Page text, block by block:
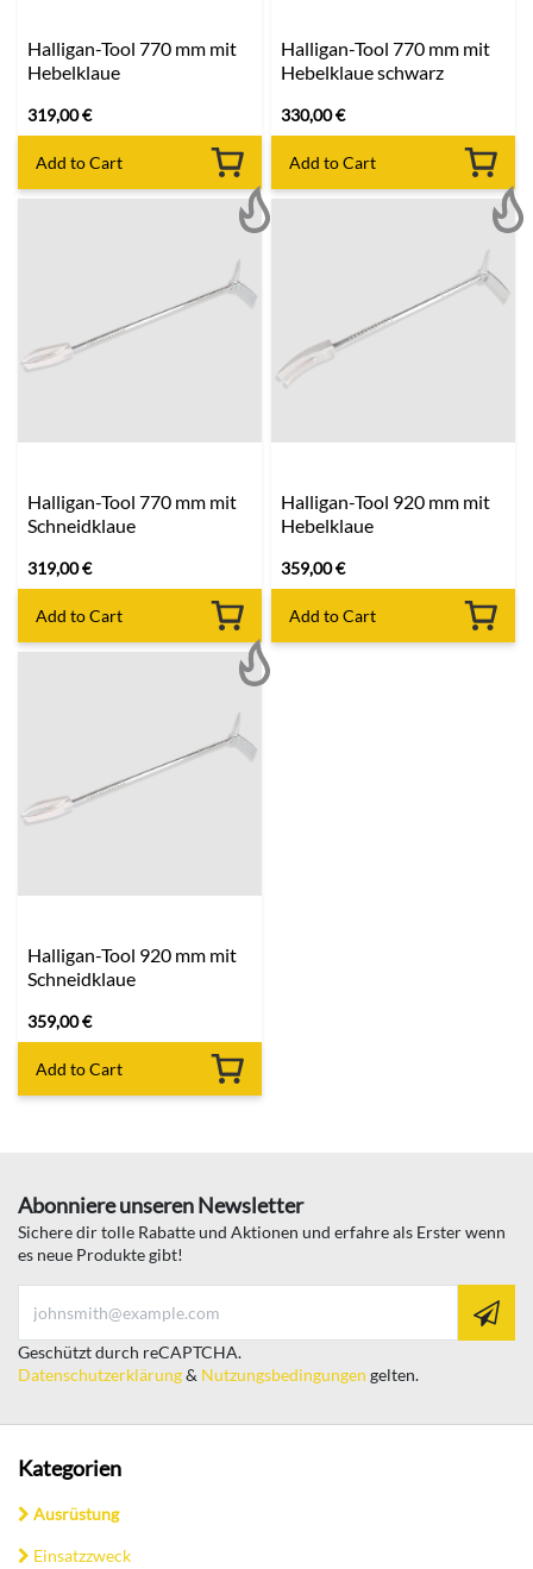
Halligan-Tool 770 mm mit
Hebelklaue
319,00€
Add to Cart
Halligan-Tool 770 mm mit
Hebelklaue schwarz
330,00€
Add to Cart
Halligan-Tool 770 mm mit
Schneidklaue
319,00€
Add to Cart
Halligan-Tool 920 mm mit
Hebelklaue
359,00€
Add to Cart
Halligan-Tool 920 mm mit
Schneidklaue
359,00€
Add to Cart
Abonniere unseren Newsletter
Sichere dir tolle Rabatte und Aktionen und erfahre als Erster wenn
es neue Produkte gibt!
Geschützt durch reCAPTCHA.
Datenschutzerklärung& Nutzungsbedingungen gelten.
Kategorien
Ausrüstung
Einsatzzweck